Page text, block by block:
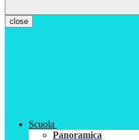
close
Scuola
Panoramica